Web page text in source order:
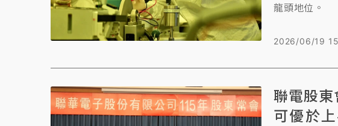
龍頭地位。
2026/06/19
聯電股
可優於